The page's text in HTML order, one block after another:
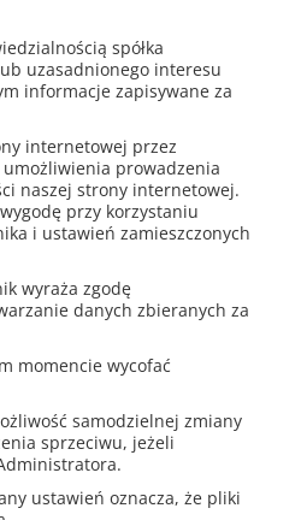
spółka
uzasadnionego interesu
informacje zapisywane za
internetowej przez
umożliwienia prowadzenia
naszej strony internetowej.
przy korzystaniu
i ustawień zamieszczonych
wyraża zgodę
danych zbieranych za
momencie wycofać
samodzielnej zmiany
sprzeciwu, jeżeli
ustawień oznacza, że pliki